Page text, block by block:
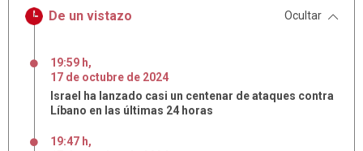
De un vistazo Ocultar
19:59 h,
17 de octubre de 2024
Israel ha lanzado casi un centenar de ataques contra
Líbano en las últimas 24 horas
19:47 h,